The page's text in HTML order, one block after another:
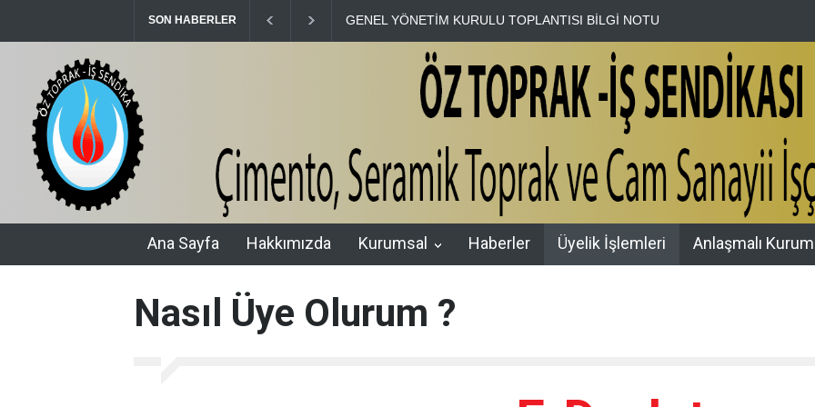
SON HABERLER GENEL YÖNETİM KURULU TOPLANTISI BİLGİ NOTU HAK-İŞ Genel Sekreter
Ana Sayfa Hakkımızda Kurumsal Haberler Üyelik İşlemleri Anlaşmalı
Nasıl Üye Olurum ?